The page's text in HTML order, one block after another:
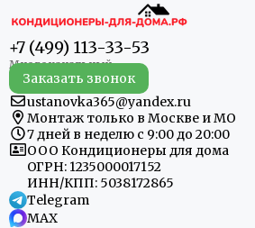
+7 (499) 113-33-53
Заказать звонок
ustanovka365@yandex.ru
Монтаж только в Москве и МО
7 дней в неделю с 9:00 до 20:00
ООО Кондиционеры для дома
ОГРН: 1235000017152
ИНН/КПП: 5038172865
Telegram
MAX